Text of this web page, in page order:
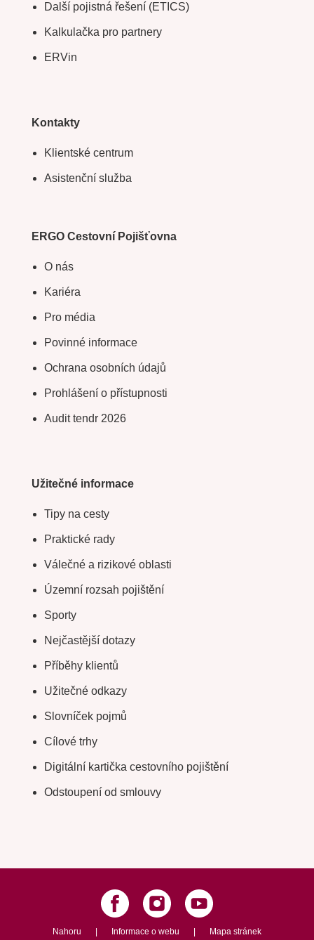
Další pojistná řešení (ETICS)
Kalkulačka pro partnery
ERVin
Kontakty
Klientské centrum
Asistenční služba
ERGO Cestovní Pojišťovna
O nás
Kariéra
Pro média
Povinné informace
Ochrana osobních údajů
Prohlášení o přístupnosti
Audit tendr 2026
Užitečné informace
Tipy na cesty
Praktické rady
Válečné a rizikové oblasti
Územní rozsah pojištění
Sporty
Nejčastější dotazy
Příběhy klientů
Užitečné odkazy
Slovníček pojmů
Cílové trhy
Digitální kartička cestovního pojištění
Odstoupení od smlouvy
Nahoru Informace o webu Mapa stránek